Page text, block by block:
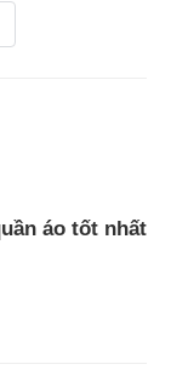
áo tốt nhất